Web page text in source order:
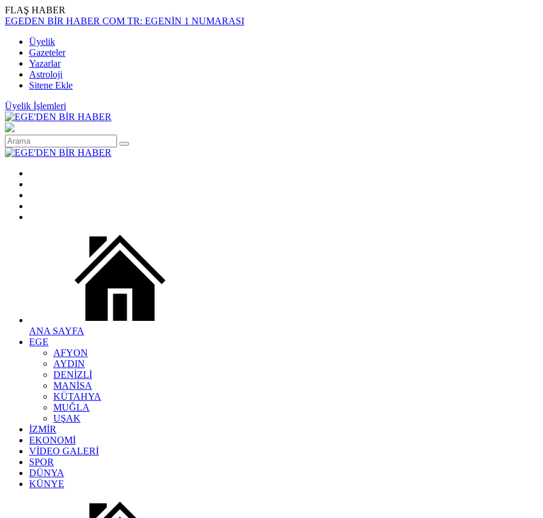
FLAŞ HABER
EGEDEN BİR HABER COM TR: EGENİN 1 NUMARASI
Üyelik
Gazeteler
Yazarlar
Astroloji
Sitene Ekle
Üyelik İşlemleri
ANA SAYFA
EGE
AFYON
AYDIN
DENİZLİ
MANİSA
KÜTAHYA
MUĞLA
UŞAK
İZMİR
EKONOMİ
VİDEO GALERİ
SPOR
DÜNYA
KÜNYE